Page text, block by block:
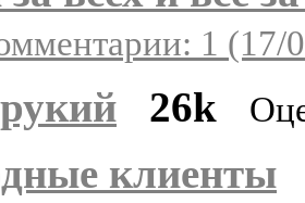
1 (17/
26k
клиенты